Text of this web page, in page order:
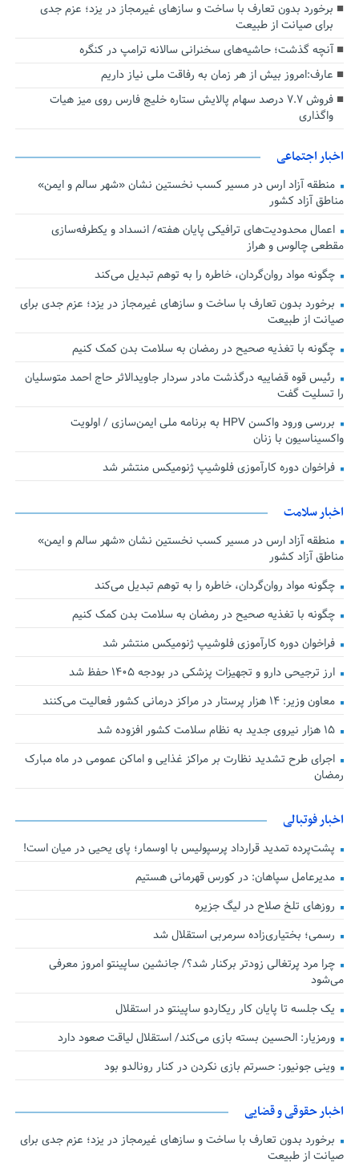
برخورد بدون تعارف با ساخت‌ و سازهای غیرمجاز در یزد؛ عزم جدی
برای صیانت از طبیعت
آنچه گذشت؛ حاشیه‌های سخنرانی سالانه ترامپ در کنگره
عارف:امروز بیش از هر زمان به رفاقت ملی نیاز داریم
فروش ۷.۷ درصد سهام پالایش ستاره خلیج فارس روی میز هیات
واگذاری
اخبار اجتماعی
منطقه آزاد ارس در مسیر کسب نخستین نشان «شهر سالم و ایمن»
مناطق آزاد کشور
اعمال محدودیت‌های ترافیکی پایان هفته/ انسداد و یکطرفه‌سازی
مقطعی چالوس و هراز
چگونه مواد روان‌گردان، خاطره را به توهم تبدیل می‌کند
برخورد بدون تعارف با ساخت‌ و سازهای غیرمجاز در یزد؛ عزم جدی برای
صیانت از طبیعت
چگونه با تغذیه صحیح در رمضان به سلامت بدن کمک کنیم
رئیس قوه قضاییه درگذشت مادر سردار جاویدالاثر حاج احمد متوسلیان
را تسلیت گفت
بررسی ورود واکسن HPV به برنامه ملی ایمن‌سازی / اولویت
واکسیناسیون با زنان
فراخوان دوره کارآموزی فلوشیپ ژنومیکس منتشر شد
اخبار سلامت
منطقه آزاد ارس در مسیر کسب نخستین نشان «شهر سالم و ایمن»
مناطق آزاد کشور
چگونه مواد روان‌گردان، خاطره را به توهم تبدیل می‌کند
چگونه با تغذیه صحیح در رمضان به سلامت بدن کمک کنیم
فراخوان دوره کارآموزی فلوشیپ ژنومیکس منتشر شد
ارز ترجیحی دارو و تجهیزات پزشکی در بودجه ۱۴۰۵ حفظ شد
معاون وزیر: ۱۴ هزار پرستار در مراکز درمانی کشور فعالیت می‌کنند
۱۵ هزار نیروی جدید به نظام سلامت کشور افزوده شد
اجرای طرح تشدید نظارت بر مراکز غذایی و اماکن عمومی در ماه مبارک
رمضان
اخبار فوتبالی
پشت‌پرده تمدید قرارداد پرسپولیس با اوسمار؛ پای یحیی در میان است!
مدیرعامل سپاهان: در کورس قهرمانی هستیم
روزهای تلخ صلاح در لیگ جزیره
رسمی؛ بختیاری‌زاده سرمربی استقلال شد
چرا مرد پرتغالی زودتر برکنار شد؟/ جانشین ساپینتو امروز معرفی
می‌شود
یک جلسه تا پایان کار ریکاردو ساپینتو در استقلال
ورمزیار: الحسین بسته بازی می‌کند/ استقلال لیاقت صعود دارد
وینی جونیور: حسرتم بازی نکردن در کنار رونالدو بود
اخبار حقوقی و قضایی
برخورد بدون تعارف با ساخت‌ و سازهای غیرمجاز در یزد؛ عزم جدی برای
صیانت از طبیعت